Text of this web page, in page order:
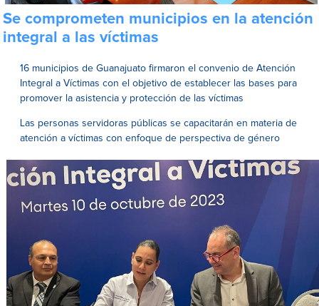
Se comprometen municipios en la atención
integral a las víctimas
16 municipios de Guanajuato firmaron el convenio de Atención
Integral a Víctimas con el objetivo de establecer las bases para
promover la asistencia y protección de las víctimas
Las personas servidoras públicas se capacitarán en materia de
atención a víctimas con enfoque de perspectiva de género